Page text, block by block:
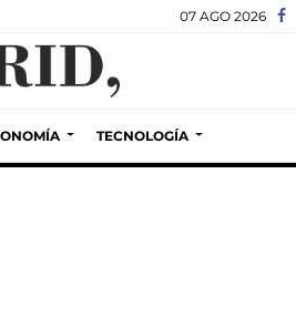
07 AGO 2026
TECNOLOGÍA